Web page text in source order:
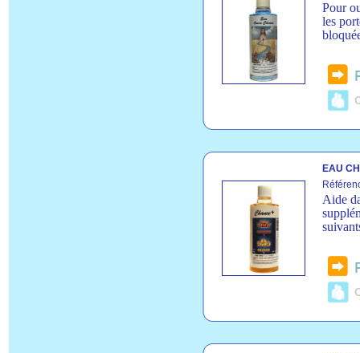
Pour
les
EAU
Aide